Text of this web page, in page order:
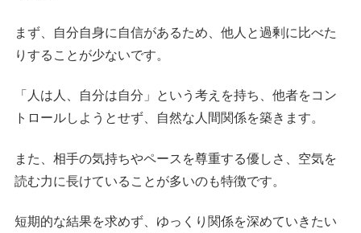
まず、自分自身に自信があるため、他人と過剰に比べた
りすることが少ないです。
「人は人、自分は自分」という考えを持ち、他者をコン
トロールしようとせず、自然な人間関係を築きます。
また、相手の気持ちやペースを尊重する優しさ、空気を
読む力に長けていることが多いのも特徴です。
短期的な結果を求めず、ゆっくり関係を深めていきたい